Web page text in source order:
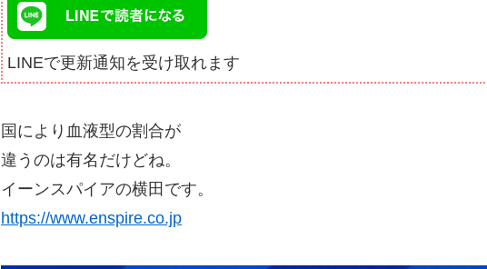
LINEで更新通知を受け取れます
国により血液型の割合が
違うのは有名だけどね。
イーンスパイアの横田です。
https://www.enspire.co.jp